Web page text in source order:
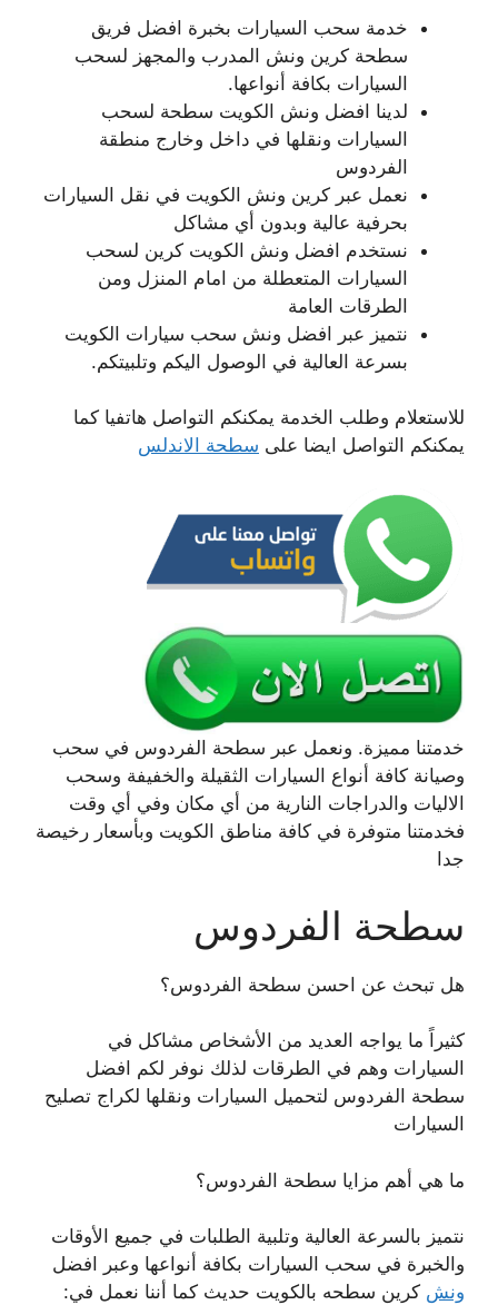
خدمة سحب السيارات بخبرة افضل فريق
سطحة كرين ونش المدرب والمجهز لسحب
السيارات بكافة أنواعها.
لدينا افضل ونش الكويت سطحة لسحب
السيارات ونقلها في داخل وخارج منطقة
الفردوس
نعمل عبر كرين ونش الكويت في نقل السيارات
بحرفية عالية وبدون أي مشاكل
نستخدم افضل ونش الكويت كرين لسحب
السيارات المتعطلة من امام المنزل ومن
الطرقات العامة
نتميز عبر افضل ونش سحب سيارات الكويت
بسرعة العالية في الوصول اليكم وتلبيتكم.
للاستعلام وطلب الخدمة يمكنكم التواصل هاتفيا كما
يمكنكم التواصل ايضا على سطحة الاندلس
خدمتنا مميزة. ونعمل عبر سطحة الفردوس في سحب
وصيانة كافة أنواع السيارات الثقيلة والخفيفة وسحب
الاليات والدراجات النارية من أي مكان وفي أي وقت
فخدمتنا متوفرة في كافة مناطق الكويت وبأسعار رخيصة
جدا
سطحة الفردوس
هل تبحث عن احسن سطحة الفردوس؟
كثيراً ما يواجه العديد من الأشخاص مشاكل في
السيارات وهم في الطرقات لذلك نوفر لكم افضل
سطحة الفردوس لتحميل السيارات ونقلها لكراج تصليح
السيارات
ما هي أهم مزايا سطحة الفردوس؟
نتميز بالسرعة العالية وتلبية الطلبات في جميع الأوقات
والخبرة في سحب السيارات بكافة أنواعها وعبر افضل
ونش كرين سطحه بالكويت حديث كما أننا نعمل في: